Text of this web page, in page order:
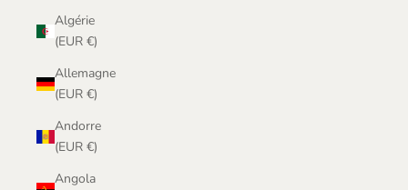
Algérie
(EUR €)
Allemagne
(EUR €)
Andorre
(EUR €)
Angola